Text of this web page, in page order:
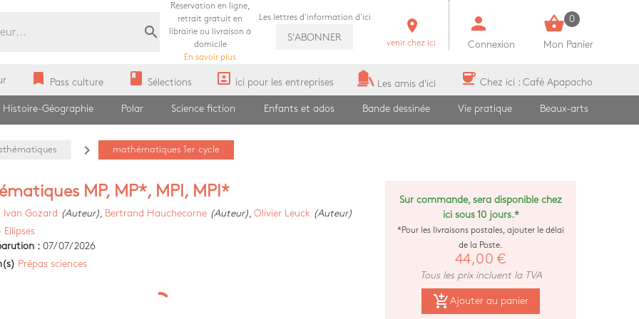
search
Réservation en ligne,
retrait gratuit en
librairie ou livraison à
domicile
En savoir plus
Les lettres d'information d'ici
S'ABONNER
room
venir chez ici
person
Connexion
shopping_basket 0
Mon Panier
bookmark Pass culture book Sélections portrait ici pour les entreprises Les amis d'ici coffee Chez ici : Café Apapacho
Histoire-Géographie Polar Science fiction Enfants et ados Bande dessinée Vie pratique Beaux-arts
navigate_next mathématiques 1er cycle
MP, MP*, MPI, MPI*
Ivan Gozard (Auteur) Bertrand Hauchecorne (Auteur) Olivier Leuck (Auteur)
Ellipses
: 07/07/2026
Prépas sciences
Sur commande, sera disponible chez
ici sous 10 jours.*
*Pour les livraisons postales, ajouter le délai
de la Poste.
44,00 €
Tous les prix incluent la TVA
add_shopping_cart Ajouter au panier